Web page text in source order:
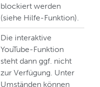
blockiert werden
(siehe Hilfe-Funktion).
Die interaktive
YouTube-Funktion
steht dann ggf. nicht
zur Verfügung. Unter
Umständen können